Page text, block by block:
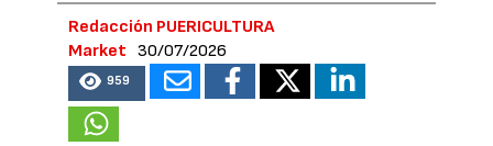
Redacción PUERICULTURA
Market
30/07/2026
959